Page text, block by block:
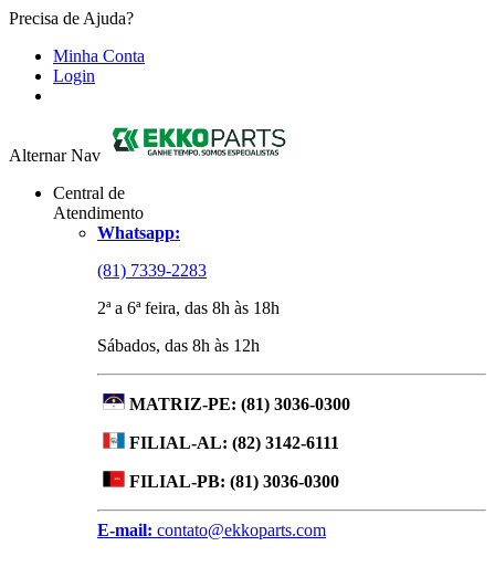
Precisa de Ajuda?
Minha Conta
Login
Alternar Nav
Central de
Atendimento
Whatsapp:
(81) 7339-2283
2ª a 6ª feira, das 8h às 18h
Sábados, das 8h às 12h
MATRIZ-PE: (81) 3036-0300
FILIAL-AL: (82) 3142-6111
FILIAL-PB: (81) 3036-0300
E-mail: contato@ekkoparts.com